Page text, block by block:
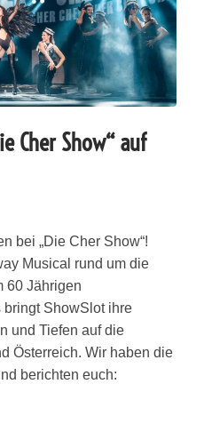
Cher Show“ auf
bei „Die Cher Show“!
Musical rund um die
60 Jährigen
bringt ShowSlot ihre
und Tiefen auf die
Österreich. Wir haben die
berichten euch: